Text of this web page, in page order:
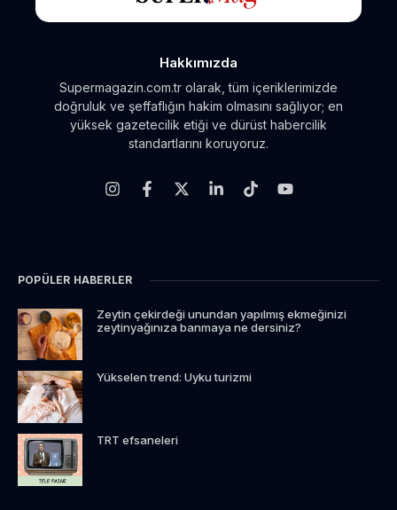
Hakkımızda
Supermagazin.com.tr olarak, tüm içeriklerimizde
doğruluk ve şeffaflığın hakim olmasını sağlıyor; en
yüksek gazetecilik etiği ve dürüst habercilik
standartlarını koruyoruz.
POPÜLER HABERLER
Zeytin çekirdeği unundan yapılmış ekmeğinizi
zeytinyağınıza banmaya ne dersiniz?
Yükselen trend: Uyku turizmi
TRT efsaneleri